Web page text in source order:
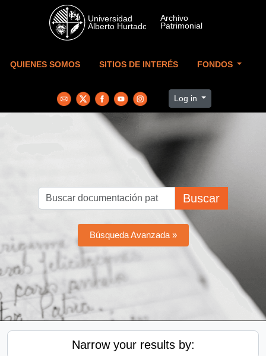
Skip to main content
QUIENES SOMOS SITIOS DE INTERÉS FONDOS
Log in
Buscar
Búsqueda Avanzada »
Narrow your results by: